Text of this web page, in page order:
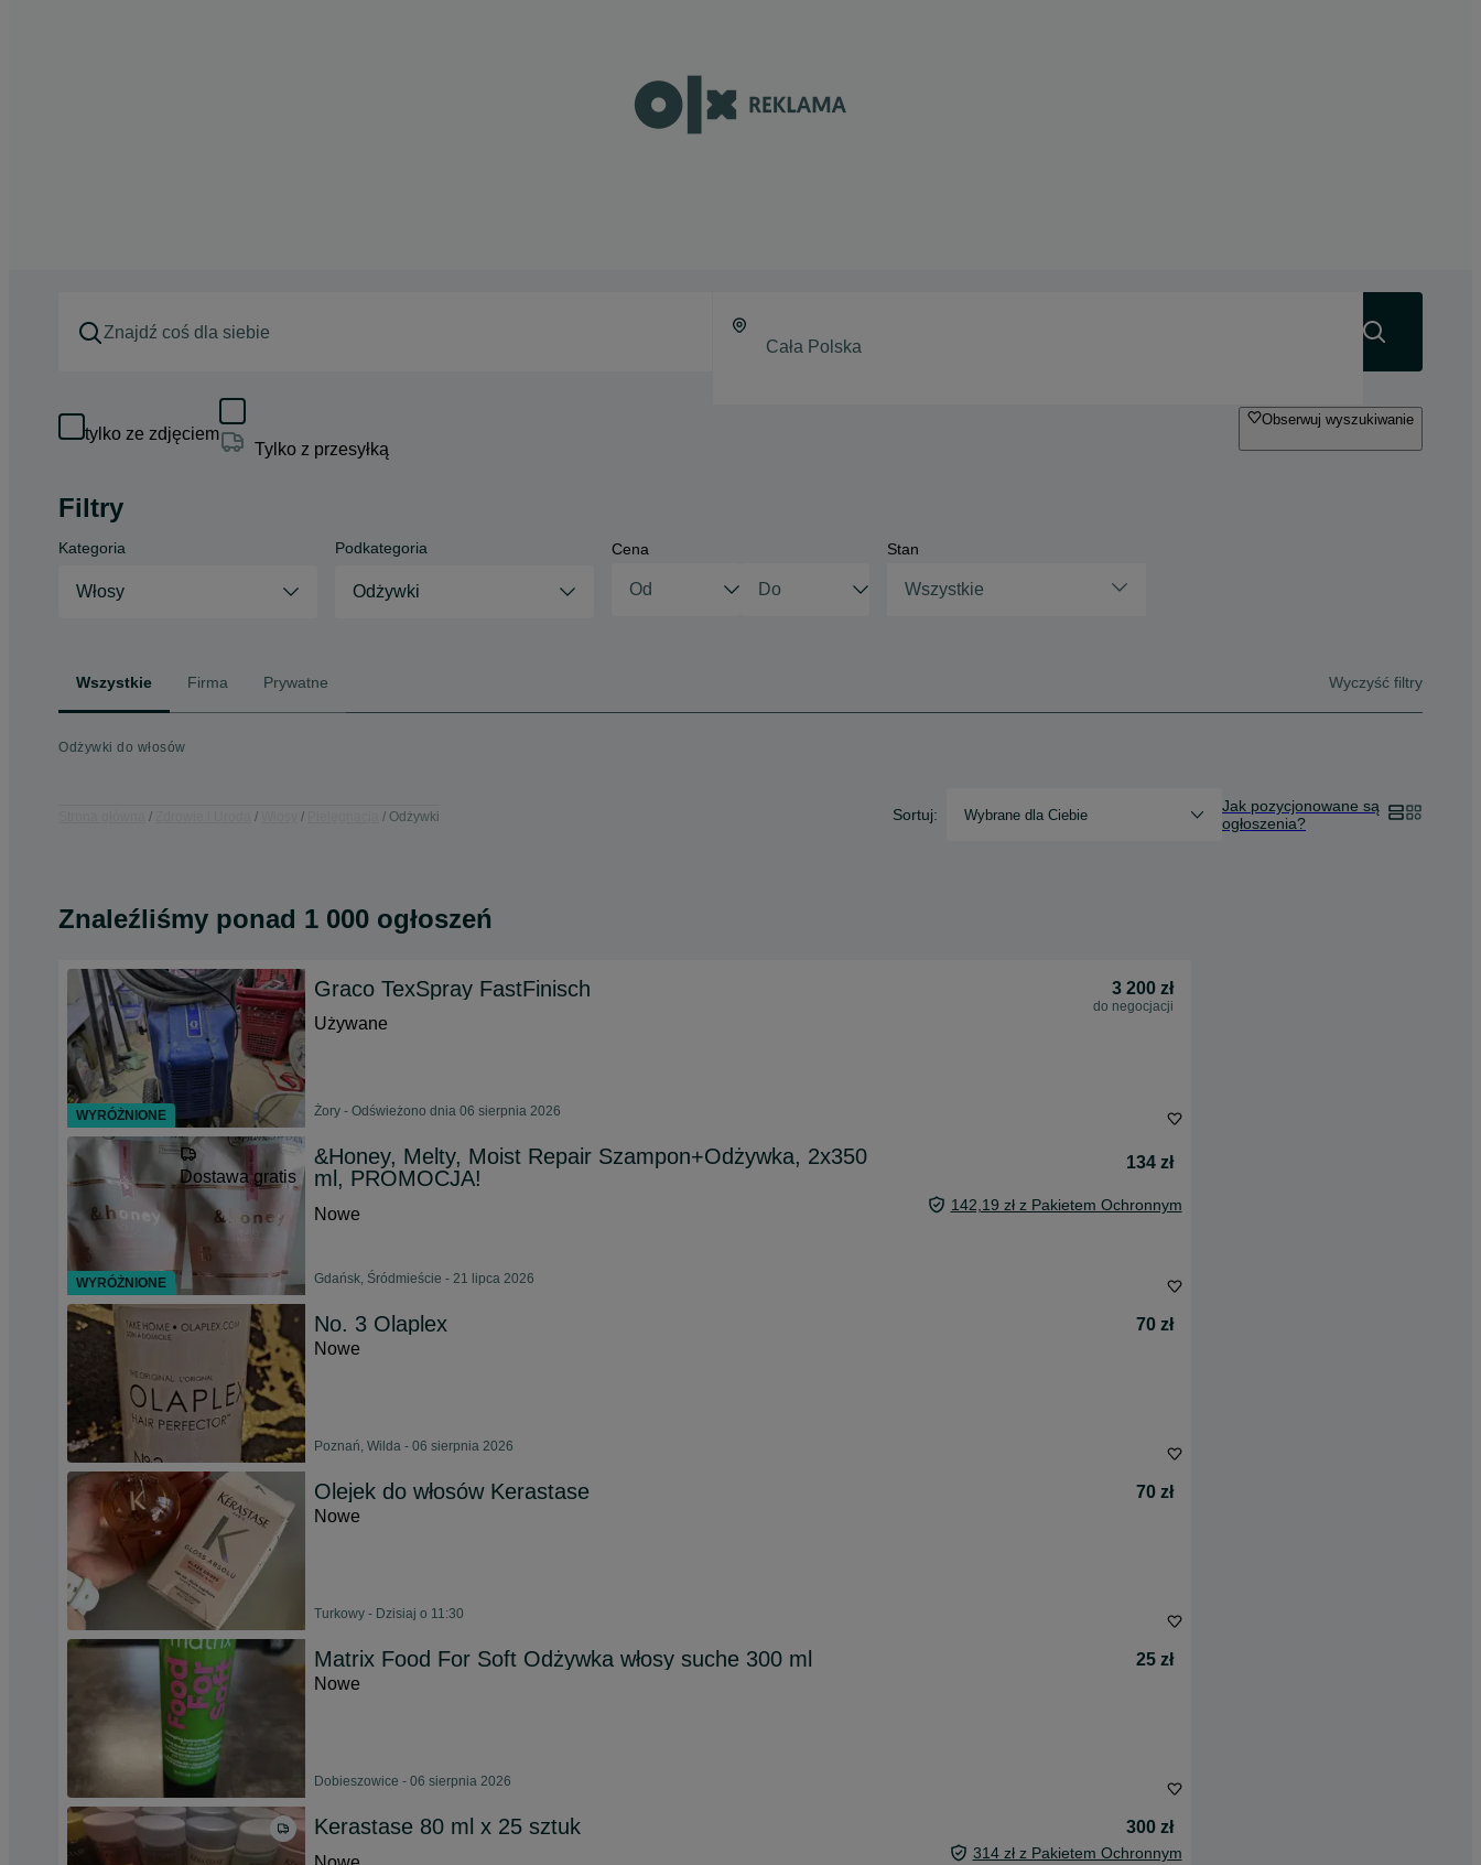
tylko ze zdjęciem
Tylko z przesyłką
Obserwuj wyszukiwanie
Filtry
Kategoria
Włosy
Podkategoria
Odżywki
Cena Stan
Wszystkie
Wszystkie Firma Prywatne Wyczyść filtry
Odżywki do włosów
Odżywki Sortuj: Wybrane dla Ciebie
Jak pozycjonowane są
ogłoszenia?
Znaleźliśmy ponad 1 000 ogłoszeń
Graco TexSpray FastFinisch 3 200 zł
do negocjacji
Używane
Żory - Odświeżono dnia 06 sierpnia 2026
Dostawa gratis
&Honey, Melty, Moist Repair Szampon+Odżywka, 2x350
ml, PROMOCJA!
134 zł
Nowe 142,19 zł z Pakietem Ochronnym
Gdańsk, Śródmieście - 21 lipca 2026
No. 3 Olaplex
70 zł
Nowe
Poznań, Wilda - 06 sierpnia 2026
Olejek do włosów Kerastase
70 zł
Nowe
Turkowy - Dzisiaj o 11:30
Matrix Food For Soft Odżywka włosy suche 300 ml
25 zł
Nowe
Dobieszowice - 06 sierpnia 2026
Kerastase 80 ml x 25 sztuk
300 zł
314 zł z Pakietem Ochronnym
WYRÓŻNIONE
WYRÓŻNIONE